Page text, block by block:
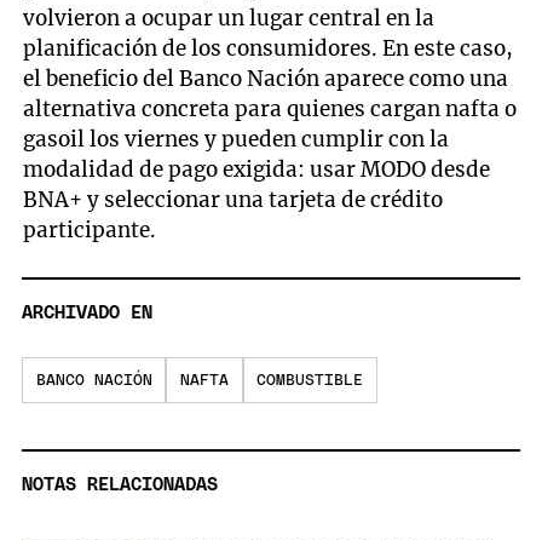
volvieron a ocupar un lugar central en la
planificación de los consumidores. En este caso,
el beneficio del Banco Nación aparece como una
alternativa concreta para quienes cargan nafta o
gasoil los viernes y pueden cumplir con la
modalidad de pago exigida: usar MODO desde
BNA+ y seleccionar una tarjeta de crédito
participante.
ARCHIVADO EN
BANCO NACIÓN NAFTA COMBUSTIBLE
NOTAS RELACIONADAS